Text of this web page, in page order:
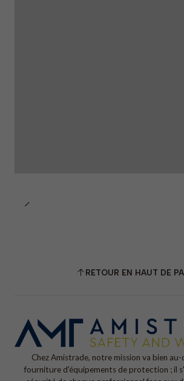
RETOUR EN HAUT DE
Chez Amistrade, notre mission va bien au-
fourniture d'équipements de protection ; il